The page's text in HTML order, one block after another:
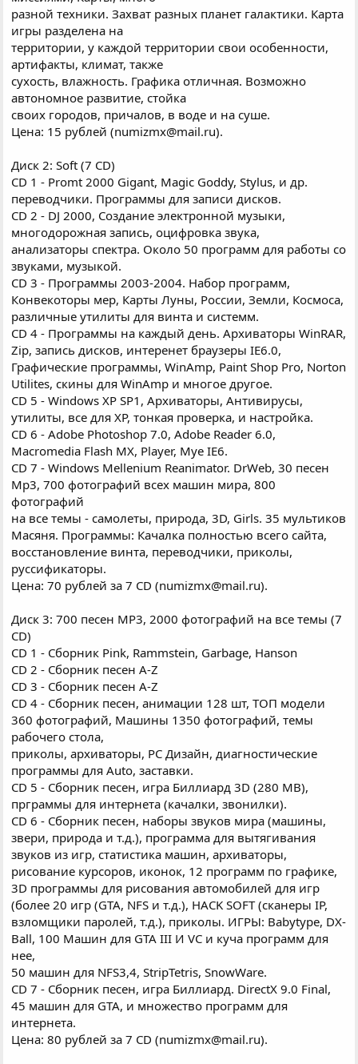
разной техники. Захват разных планет галактики. Карта
игры разделена на
территории, у каждой территории свои особенности,
артифакты, климат, также
сухость, влажность. Графика отличная. Возможно
автономное развитие, стойка
своих городов, причалов, в воде и на суше.
Цена: 15 рублей (numizmx@mail.ru).
Диск 2: Soft (7 CD)
CD 1 - Promt 2000 Gigant, Magic Goddy, Stylus, и др.
переводчики. Программы для записи дисков.
CD 2 - DJ 2000, Создание электронной музыки,
многодорожная запись, оцифровка звука,
анализаторы спектра. Около 50 программ для работы со
звуками, музыкой.
CD 3 - Программы 2003-2004. Набор программ,
Конвекоторы мер, Карты Луны, России, Земли, Космоса,
различные утилиты для винта и системм.
CD 4 - Программы на каждый день. Архиваторы WinRAR,
Zip, запись дисков, интеренет браузеры IE6.0,
Графические программы, WinAmp, Paint Shop Pro, Norton
Utilites, скины для WinAmp и многое другое.
CD 5 - Windows XP SP1, Архиваторы, Антивирусы,
утилиты, все для XP, тонкая проверка, и настройка.
CD 6 - Adobe Photoshop 7.0, Adobe Reader 6.0,
Macromedia Flash MX, Player, Mye IE6.
CD 7 - Windows Mellenium Reanimator. DrWeb, 30 песен
Mp3, 700 фотографий всех машин мира, 800
фотографий
на все темы - самолеты, природа, 3D, Girls. 35 мультиков
Масяня. Программы: Качалка полностью всего сайта,
восстановление винта, переводчики, приколы,
руссификаторы.
Цена: 70 рублей за 7 CD (numizmx@mail.ru).
Диск 3: 700 песен MP3, 2000 фотографий на все темы (7
CD)
CD 1 - Сборник Pink, Rammstein, Garbage, Hanson
CD 2 - Сборник песен A-Z
CD 3 - Cборник песен A-Z
CD 4 - Сборник песен, анимации 128 шт, ТОП модели
360 фотографий, Машины 1350 фотографий, темы
рабочего стола,
приколы, архиваторы, PC Дизайн, диагностические
программы для Auto, заставки.
CD 5 - Сборник песен, игра Биллиард 3D (280 MB),
прграммы для интернета (качалки, звонилки).
CD 6 - Сборник песен, наборы звуков мира (машины,
звери, природа и т.д.), программа для вытягивания
звуков из игр, статистика машин, архиваторы,
рисование курсоров, иконок, 12 программ по графике,
3D программы для рисования автомобилей для игр
(более 20 игр (GTA, NFS и т.д.), HACK SOFT (сканеры IP,
взломщики паролей, т.д.), приколы. ИГРЫ: Babytype, DX-
Ball, 100 Машин для GTA III И VC и куча программ для
нее,
50 машин для NFS3,4, StripTetris, SnowWare.
CD 7 - Сборник песен, игра Биллиард. DirectX 9.0 Final,
45 машин для GTA, и множество программ для
интернета.
Цена: 80 рублей за 7 CD (numizmx@mail.ru).